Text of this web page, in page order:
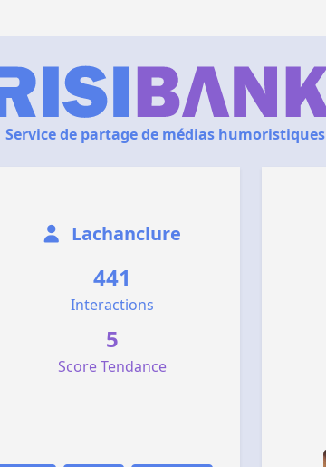
Service de partage de médias humoristiques
Lachanclure
441
Interactions
5
Score Tendance